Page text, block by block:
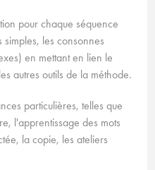
pour chaque séquence
les consonnes
en mettant en lien le
autres outils de la méthode.
particulières, telles que
l'apprentissage des mots
la copie, les ateliers